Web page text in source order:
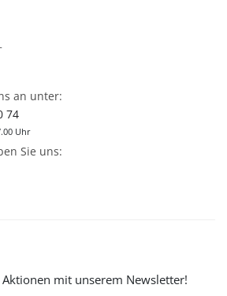
an unter:
74
Uhr
Sie uns:
mit unserem Newsletter!